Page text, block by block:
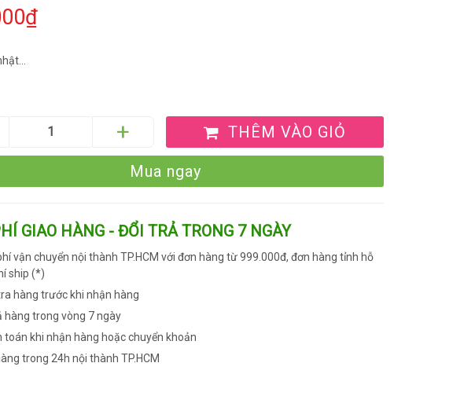
THÊM VÀO GIỎ
Mua ngay
GIAO HÀNG - ĐỔI TRẢ TRONG 7 NGÀY
vận chuyển nội thành TP.HCM với đơn hàng từ 999.000đ, đơn hàng tỉnh hỗ
ship (*)
hàng trước khi nhận hàng
hàng trong vòng 7 ngày
toán khi nhận hàng hoặc chuyển khoản
trong 24h nội thành TP.HCM